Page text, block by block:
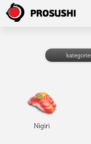
kategorie
Nigiri